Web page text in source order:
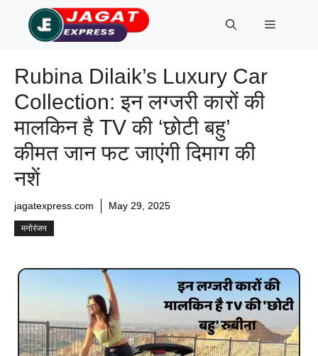
content
Menu
Rubina Dilaik’s Luxury Car
Collection: इन लग्जरी कारों की
मालकिन है TV की ‘छोटी बहु’
कीमत जान फट जाएंगी दिमाग की
नशें
jagatexpress.com May 29, 2025
मनोरंजन